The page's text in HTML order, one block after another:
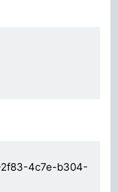
2f83-4c7e-b304-